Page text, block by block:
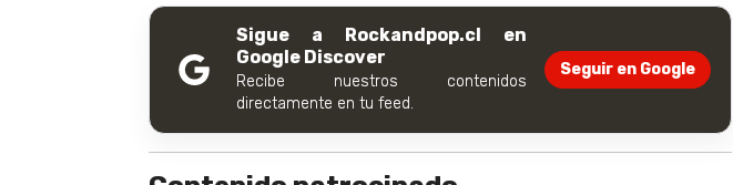
Sigue a Rockandpop.cl en
Google Discover
Recibe nuestros contenidos
directamente en tu feed.
Seguir en Google